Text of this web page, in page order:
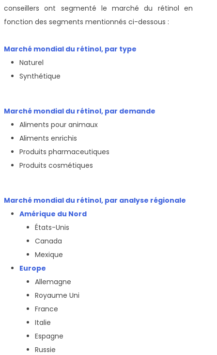
conseillers ont segmenté le marché du rétinol en
fonction des segments mentionnés ci-dessous :
Marché mondial du rétinol, par type
Naturel
Synthétique
Marché mondial du rétinol, par demande
Aliments pour animaux
Aliments enrichis
Produits pharmaceutiques
Produits cosmétiques
Marché mondial du rétinol, par analyse régionale
Amérique du Nord
États-Unis
Canada
Mexique
Europe
Allemagne
Royaume Uni
France
Italie
Espagne
Russie